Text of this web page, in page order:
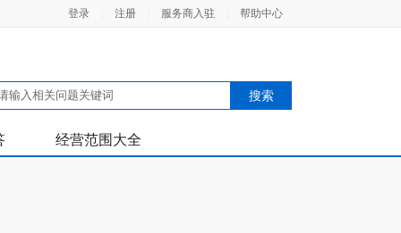
登录 注册 服务商入驻 帮助中心
经营范围大全